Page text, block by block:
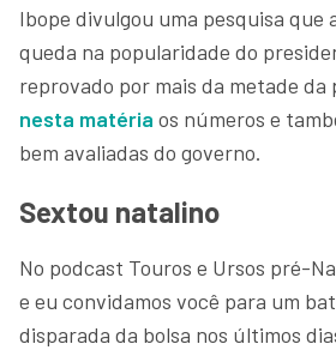
Ibope divulgou uma pesquisa que
queda na popularidade do
reprovado por mais da metade da
nesta matéria os números e
bem avaliadas do governo.
Sextou natalino
No podcast Touros e Ursos pré-
e eu convidamos você para um
disparada da bolsa nos últimos